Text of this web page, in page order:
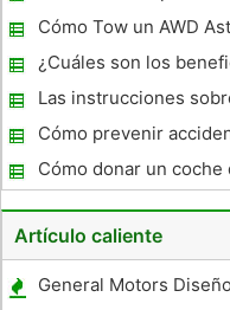
en Minnesota
Cómo Tow un AWD
¿Cuáles son los
aire en los vehículos?
Las instrucciones
correa de remolque
Cómo prevenir
Cómo donar un coche
Artículo caliente
General Motors